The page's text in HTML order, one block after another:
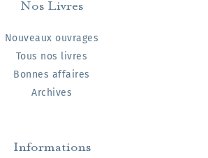
Nos Livres
Nouveaux ouvrages
Tous nos livres
Bonnes affaires
Archives
Informations